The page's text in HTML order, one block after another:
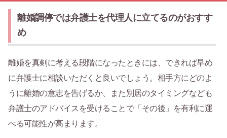
離婚調停では弁護士を代理人に立てるのがおすす
め
離婚を真剣に考える段階になったときには、できれば早め
に弁護士に相談いただくと良いでしょう。相手方にどのよ
うに離婚の意志を告げるか、また別居のタイミングなども
弁護士のアドバイスを受けることで「その後」を有利に運
べる可能性が高まります。